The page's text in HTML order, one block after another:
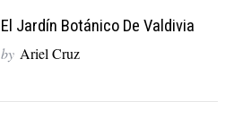
El Jardín Botánico De Valdivia
by Ariel Cruz